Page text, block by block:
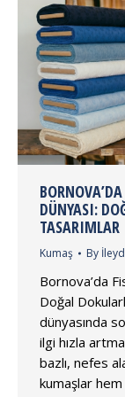
DÜNYASI:
TASARIMLAR
Kumaş By
Bornova’da
Doğal
dünyasında
ilgi hızla
bazlı, nefes
kumaşlar hem